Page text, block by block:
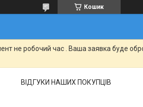
Кошик
не робочий час . Ваша заявка буде
ВІДГУКИ НАШИХ ПОКУПЦІВ